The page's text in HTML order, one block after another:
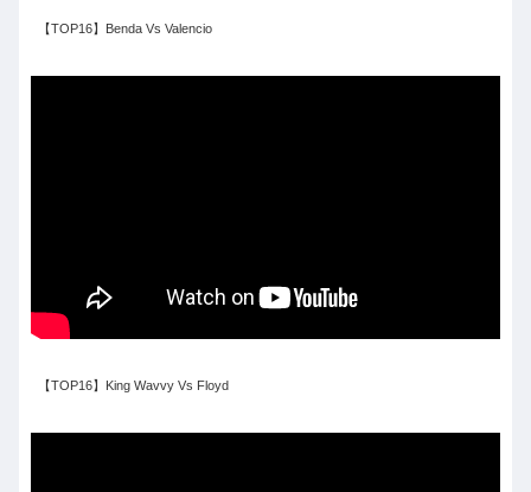
【TOP16】Benda Vs Valencio
【TOP16】King Wavvy Vs Floyd